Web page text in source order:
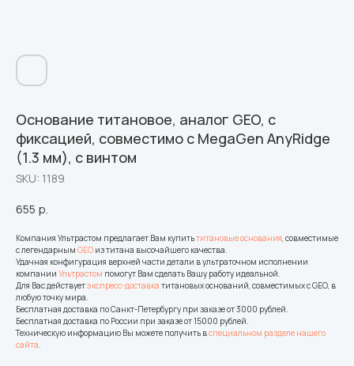
Основание титановое, аналог GEO, с
фиксацией, совместимо с MegaGen AnyRidge
(1.3 мм), с винтом
SKU: 1189
655 р.
Компания Ультрастом предлагает Вам купитьтитановые основания, совместимые
с легендарным GEO из титана высочайшего качества.
Удачная конфигурация верхней части детали в ультраточном исполнении
компании Ультрастом помогут Вам сделать Вашу работу идеальной.
Для Вас действуетэкспресс-доставка титановых оснований, совместимых с GEO, в
любую точку мира.
Бесплатная доставка по Санкт-Петербургу при заказе от 3000 рублей.
Бесплатная доставка по России при заказе от 15000 рублей.
Техническую информацию Вы можете получить вспециальном разделе нашего
сайта.